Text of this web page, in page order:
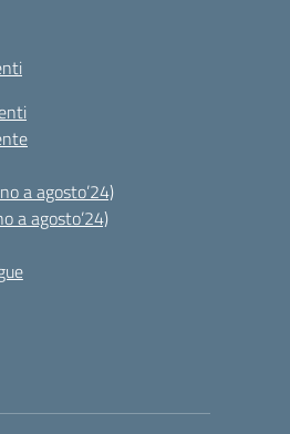
a agosto’24)
a agosto’24)